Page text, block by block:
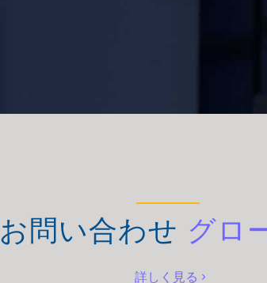
お問い合わせ グロ
詳しく見る